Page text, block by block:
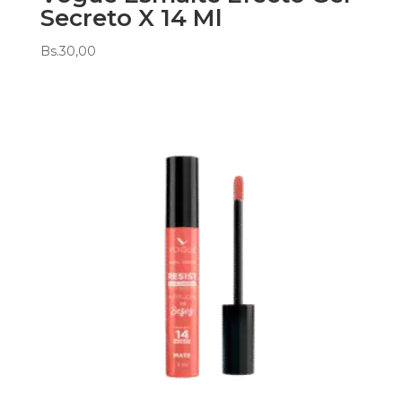
Secreto X 14 Ml
Bs.30,00